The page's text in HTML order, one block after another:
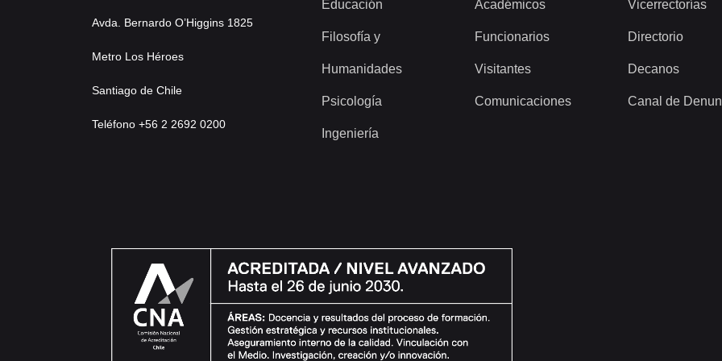
Avda. Bernardo O’Higgins 1825
Metro Los Héroes
Santiago de Chile
Teléfono +56 2 2692 0200
Educación
Filosofía y
Humanidades
Psicología
Ingeniería
Académicos
Funcionarios
Visitantes
Comunicaciones
Vicerrectorías
Directorio
Decanos
Canal de